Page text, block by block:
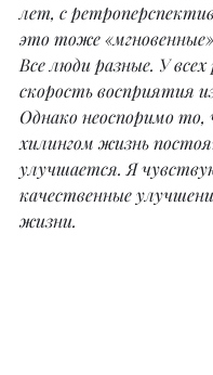
лет, с
это тоже
Все люди разные. У всех
скорость восприятия
Однако неоспоримо
хилингом жизнь
улучшается. Я
качественные
жизни.